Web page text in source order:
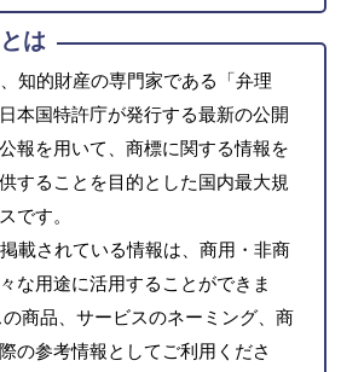
は
知的財産の専門家である「弁理
本国特許庁が発行する最新の公開
報を用いて、商標に関する情報を
することを目的とした国内最大規
です。
載されている情報は、商用・非商
な用途に活用することができま
商品、サービスのネーミング、商
の参考情報としてご利用くださ